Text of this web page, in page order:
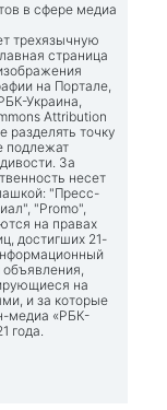
в сфере медиа
трехязычную
страница
на Портале,
Украина,
Attribution
разделять точку
подлежат
За
несет
"Пресс-
"Promo",
на правах
достигших 21-
на
и за которые
медиа «РБК-
года.